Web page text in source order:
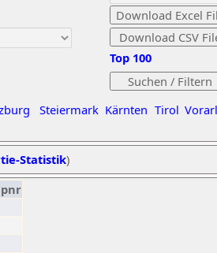
Steiermark Kärnten Tirol
Top 100
Statistik)
pnr